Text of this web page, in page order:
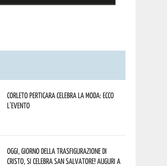
Corleto Perticara celebra la moda: ecco
l’evento
Oggi, giorno della Trasfigurazione di
Cristo, si celebra San Salvatore! Auguri a